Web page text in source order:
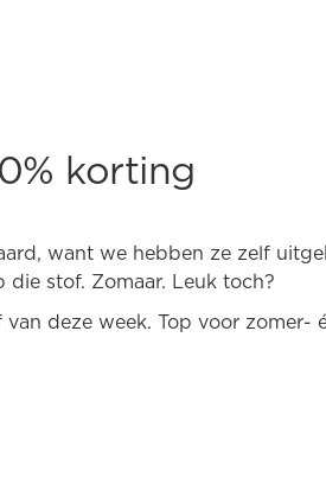
korting
want we hebben ze zelf
die stof. Zomaar. Leuk toch?
deze week. Top voor